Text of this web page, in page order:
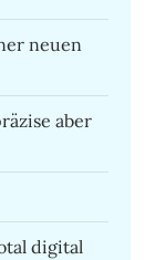
neuen
aber
digital